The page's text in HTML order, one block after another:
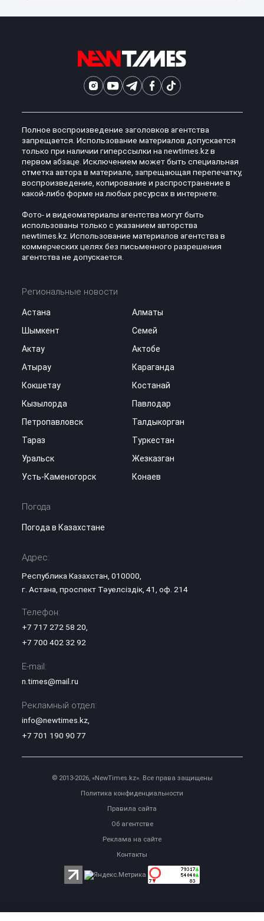
Полное воспроизведение заголовков агентства
запрещается. Использование материалов допускается
только при наличии гиперссылки на newtimes.kz в
первом абзаце. Исключением может быть специальная
отметка автора в материале, запрещающая перепечатку,
воспроизведение, копирование и распространение в
какой-либо форме на любых ресурсах в интернете.
Фото- и видеоматериалы агентства могут быть
использованы только с указанием авторства
newtimes.kz. Использование материалов агентства в
коммерческих целях без письменного разрешения
агентства не допускается.
Региональные новости
Астана
Алматы
Шымкент
Семей
Актау
Актобе
Атырау
Караганда
Кокшетау
Костанай
Кызылорда
Павлодар
Петропавловск
Талдыкорган
Тараз
Туркестан
Уральск
Жезказган
Усть-Каменогорск
Конаев
Погода
Погода в Казахстане
Адрес:
Республика Казахстан, 010000,
г. Астана, проспект Тәуелсіздік, 41, оф. 214
Телефон:
+7 717 272 58 20,
+7 700 402 32 92
E-mail:
n.times@mail.ru
Рекламный отдел:
info@newtimes.kz,
+7 701 190 90 77
© 2013-2026, «NewTimes.kz». Все права защищены
Политика конфиденциальности
Правила сайта
Об агентстве
Реклама на сайте
Контакты